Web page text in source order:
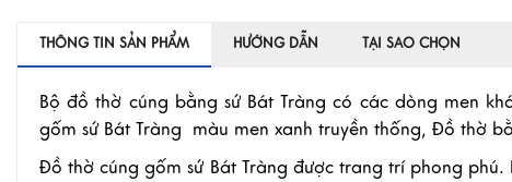
THÔNG TIN SẢN PHẨM HƯỚNG DẪN TẠI SAO CHỌN
Bộ đồ thờ cúng bằng sứ Bát Tràng có các dòng men
gốm sứ Bát Tràng màu men xanh truyền thống, Đồ thờ
Đồ thờ cúng gốm sứ Bát Tràng được trang trí phong